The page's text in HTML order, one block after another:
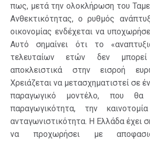
πως, μετά την ολοκλήρωση του
Ανθεκτικότητας, ο ρυθμός
οικονομίας ενδέχεται να
Αυτό σημαίνει ότι το
τελευταίων ετών δεν
αποκλειστικά στην εισροή
Χρειάζεται να μετασχηματιστεί σε
παραγωγικό μοντέλο, που θα
παραγωγικότητα, την
ανταγωνιστικότητα. Η Ελλάδα έχει
να προχωρήσει με